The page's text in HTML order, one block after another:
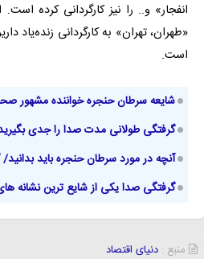
انفجار» و.. را نیز کارگردانی کرده
«طهران، تهران» به کارگردانی زنده‌یاد
است.
شایعه سرطان حنجره خواننده مشهور
گرفتگی طولانی مدت صدا را جدی
آنچه در مورد سرطان حنجره باید
گرفتگی صدا یکی از شایع ترین نشانه
منبع : دنیای اقتصاد